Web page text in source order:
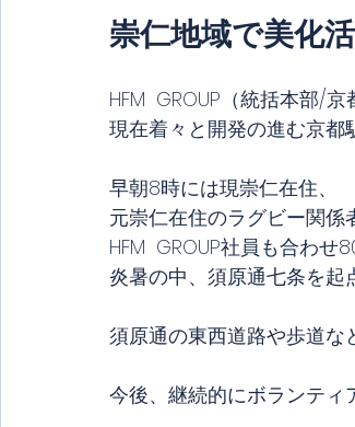
崇仁地域で美化
HFM  GROUP（統括本部/京
現在着々と開発の進む京都
早朝8時には現崇仁在住、
元崇仁在住のラグビー関係
HFM  GROUP社員も合わせ
炎暑の中、須原通七条を起
須原通の東西道路や歩道な
今後、継続的にボランティ